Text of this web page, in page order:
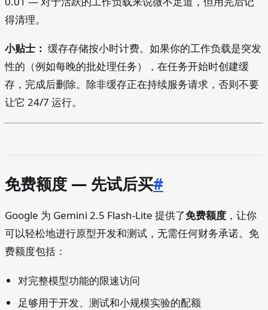
费意味着你
需要策略性
内容和缓存
时长。一个
10,000
Token 的缓
存上下文每
小时维护成
得清理。
小贴士： 缓存存储按小时计费。如果你的工作负载是突发
性的（例如每晚的批处理任务），在任务开始时创建缓
存，完成后删除。除非缓存正在持续服务请求，否则不要
让它 24/7 运行。
免费额度 — 先试后买#
Google 为 Gemini 2.5 Flash-Lite 提供了免费额度 ，让你
可以轻松地进行原型开发和测试，无需任何财务承诺。免
费额度包括：
对完整模型功能的限速访问
足够用于开发、测试和小规模实验的配额